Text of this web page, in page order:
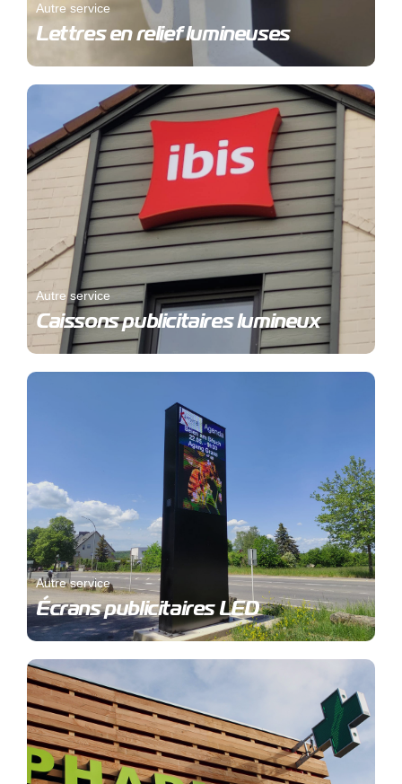
Autre service
Lettres en relief lumineuses
Autre service
Caissons publicitaires lumineux
Autre service
Écrans publicitaires LED